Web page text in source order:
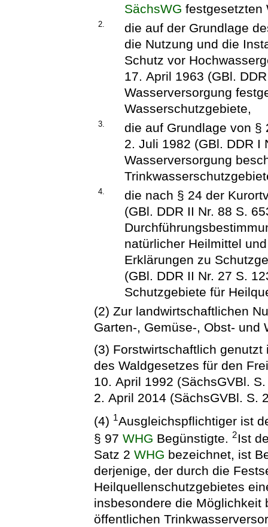
SächsWG festgesetzten
2.
die auf der Grundlage
die Nutzung und die
Schutz vor
17. April 1963 (GBl.
Wasserversorgung
Wasserschutzgebiete,
3.
die auf Grundlage von §
2. Juli 1982 (GBl. DDR I
Wasserversorgung
4.
die nach § 24 der
(GBl. DDR II Nr. 88 S.
natürlicher Heilmittel
Erklärungen zu
(GBl. DDR II Nr. 27 S.
Schutzgebiete für
(2) Zur landwirtschaftlichen
Garten-, Gemüse-, Obst- und
(3) Forstwirtschaftlich
des Waldgesetzes für den
10. April 1992 (SächsGVBl.
2. April 2014 (SächsGVBl. S.
(4) 1Ausgleichspflichtiger ist
§ 97WHG Begünstigte.2Ist
Satz 2WHG bezeichnet, ist
derjenige, der durch die
Heilquellenschutzgebietes
insbesondere die Möglichkeit
öffentlichen